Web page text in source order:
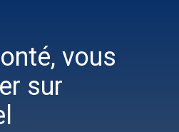
vous
sur